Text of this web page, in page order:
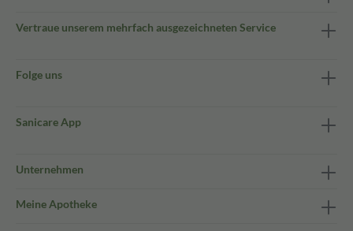
Vertraue unserem mehrfach ausgezeichneten Service
Folge uns
Sanicare App
Unternehmen
Meine Apotheke